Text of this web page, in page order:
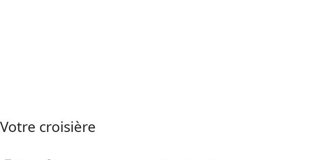
Votre croisière